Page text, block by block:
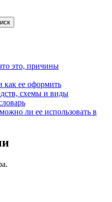
это, причины
как ее оформить
схемы и виды
ли ее использовать в